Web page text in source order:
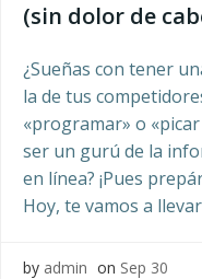
(sin dolor de
¿Sueñas con tener
la de tus
«programar» o
ser un gurú de la
en línea? ¡Pues
Hoy, te vamos a
by admin on Sep 30